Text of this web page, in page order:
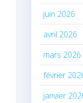
juin 2026
avril 2026
mars 2026
février
janvier